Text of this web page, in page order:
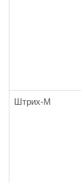
Штрих-М